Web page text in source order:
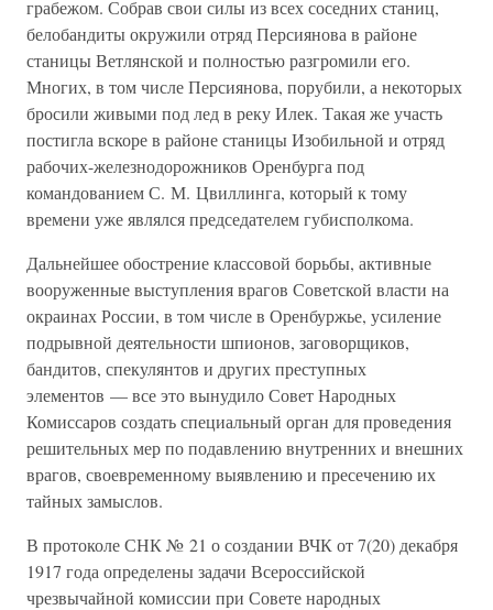
грабежом. Собрав свои силы из всех соседних станиц,
белобандиты окружили отряд Персиянова в районе
станицы Ветлянской и полностью разгромили его.
Многих, в том числе Персиянова, порубили, а некоторых
бросили живыми под лед в реку Илек. Такая же участь
постигла вскоре в районе станицы Изобильной и отряд
рабочих-железнодорожников Оренбурга под
командованием С. М. Цвиллинга, который к тому
времени уже являлся председателем губисполкома.
Дальнейшее обострение классовой борьбы, активные
вооруженные выступления врагов Советской власти на
окраинах России, в том числе в Оренбуржье, усиление
подрывной деятельности шпионов, заговорщиков,
бандитов, спекулянтов и других преступных
элементов — все это вынудило Совет Народных
Комиссаров создать специальный орган для проведения
решительных мер по подавлению внутренних и внешних
врагов, своевременному выявлению и пресечению их
тайных замыслов.
В протоколе СНК № 21 о создании ВЧК от 7(20) декабря
1917 года определены задачи Всероссийской
чрезвычайной комиссии при Совете народных